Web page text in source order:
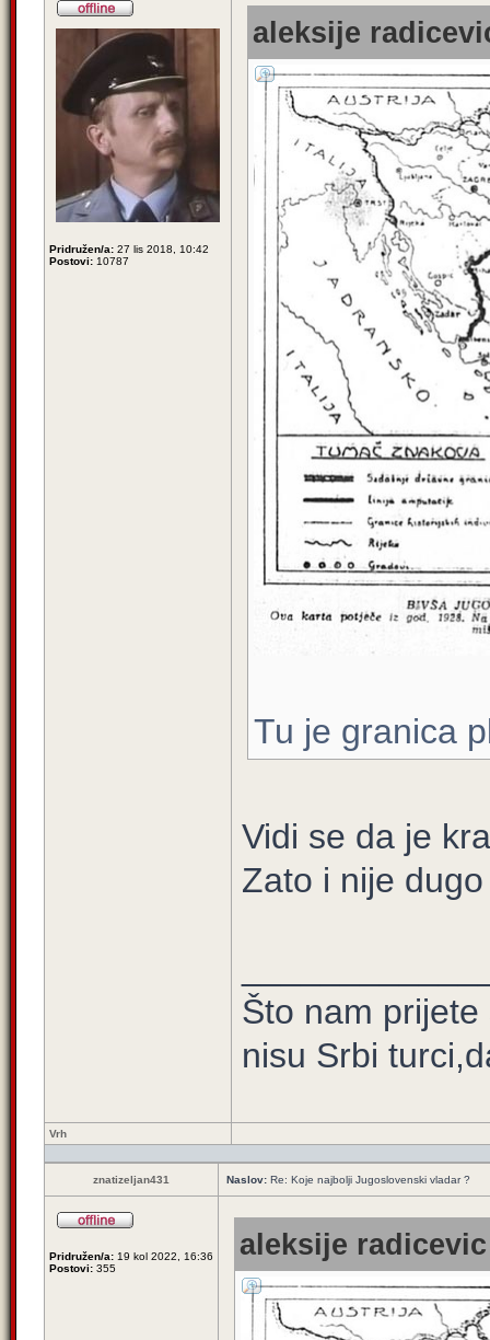
Pridružen/a: 27 lis 2018, 10:42
Postovi: 10787
aleksije
Tu je granica
Vidi se da je
Zato i nije
Što nam
nisu Srbi
Vrh
znatizeljan431 Naslov: Re: Koje najbolji Jugoslovenski vladar ?
Pridružen/a: 19 kol 2022, 16:36
Postovi: 355
aleksije